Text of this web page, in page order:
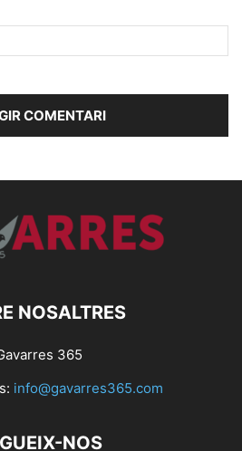
NOSALTRES
365
info@gavarres365.com
NOS